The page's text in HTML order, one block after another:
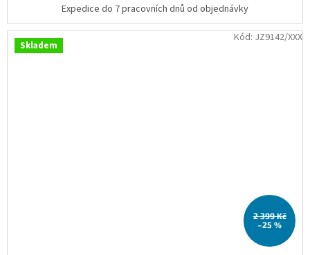
Expedice do 7 pracovních dnů od objednávky
Skladem
2 399 Kč
–25 %
Kód: JZ9142/XXX